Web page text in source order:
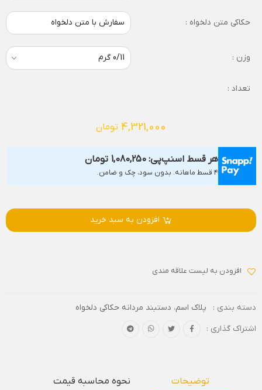
حکاکی متن دلخواه : سفارش با متن دلخواه
وزن :
تعداد :
4,321,000 تومان
هر قسط اسنپ‌پی: 1,080,250 تومان
۴ قسط ماهانه. بدون سود، چک و ضامن.
افزودن به سبد خرید
افزودن به لیست علاقه مندی
دسته بندی : پلاک اسم، دستبند مردانه حکاکی دلخواه
اشتراک گذاری :
توضیحات
نحوه محاسبه قیمت